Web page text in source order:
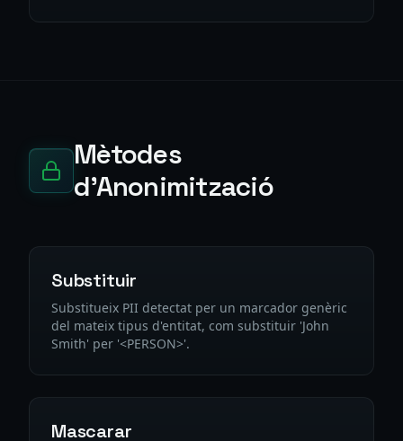
Mètodes
d'Anonimització
Substituir
Substitueix PII detectat per un marcador genèric
del mateix tipus d'entitat, com substituir 'John
Smith' per '<PERSON>'.
Mascarar